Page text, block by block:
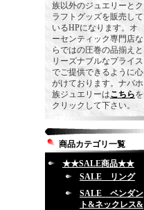
族以外のジュエリーとク
ラフトグッズを販売して
いるHPになります。オ
ーセンティック専門店な
らではの圧巻の品揃えと
リーズナブルなプライス
でご提供できるように心
がけております。ナバホ
族ジュエリーはこちらを
クリックして下さい。
商品カテゴリ一覧
★★SALE商品★★
SALE リング
SALE ペンダン
ト&ネックレス&